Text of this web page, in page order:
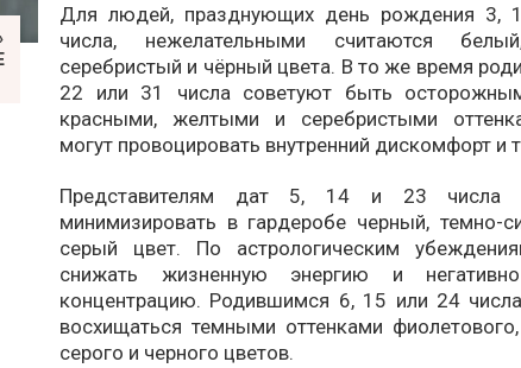
Для людей, празднующих день рождения 3,
числа, нежелательными считаются
серебристый и чёрный цвета. В то же время
22 или 31 числа советуют быть
красными, желтыми и серебристыми
могут провоцировать внутренний дискомфорт и
Представителям дат 5, 14 и 23 числа
минимизировать в гардеробе черный, темно-
серый цвет. По астрологическим
снижать жизненную энергию и
концентрацию. Родившимся 6, 15 или 24
восхищаться темными оттенками
серого и черного цветов.